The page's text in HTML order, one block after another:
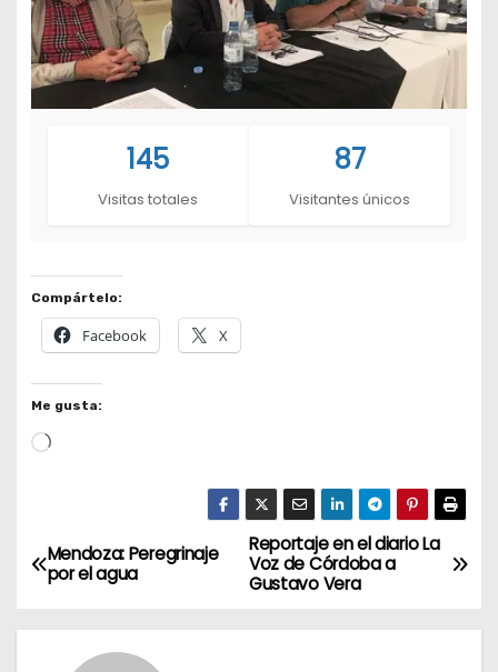
145
Visitas totales
87
Visitantes únicos
Compártelo:
Facebook X
Me gusta:
L
i
g
N
Reportaje en el diario La
Voz de Córdoba a
Gustavo Vera
Mendoza: Peregrinaje
por el agua